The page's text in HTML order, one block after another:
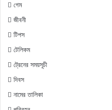
গেম
জীবনী
টিপস
টেলিকম
ট্রেনের সময়সূচী
দিবস
নামের তালিকা